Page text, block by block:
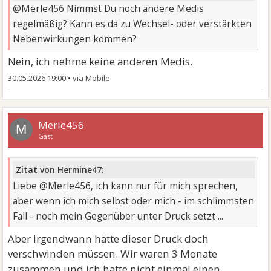
@Merle456 Nimmst Du noch andere Medis
regelmäßig? Kann es da zu Wechsel- oder verstärkten
Nebenwirkungen kommen?
Nein, ich nehme keine anderen Medis.
30.05.2026 19:00 •
M Merle456
Gast
Zitat von Hermine47:
Liebe @Merle456, ich kann nur für mich sprechen,
aber wenn ich mich selbst oder mich - im schlimmsten
Fall - noch mein Gegenüber unter Druck setzt ...
Aber irgendwann hätte dieser Druck doch
verschwinden müssen. Wir waren 3 Monate